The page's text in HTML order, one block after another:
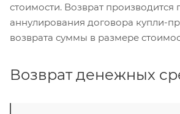
стоимости. Возврат производится
аннулирования договора купли-
возврата суммы в размере
Возврат денежных